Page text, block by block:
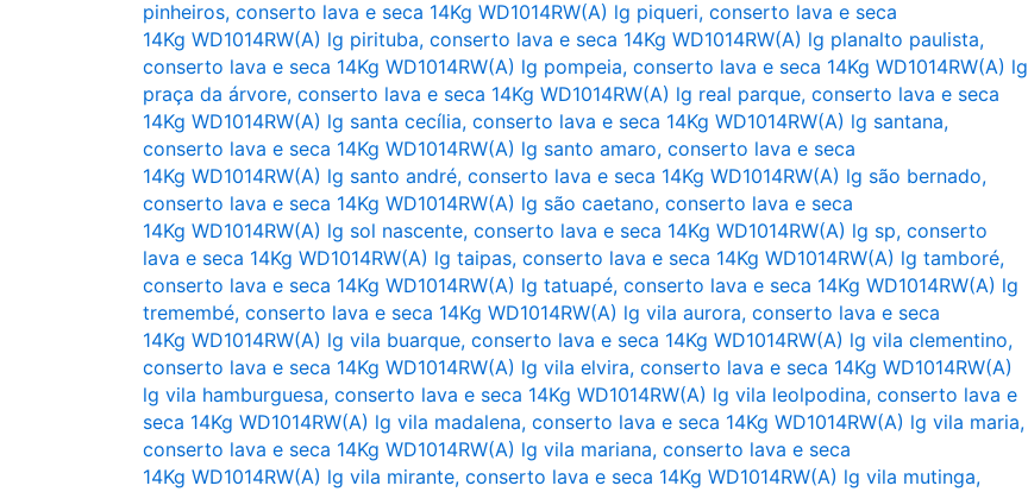
pinheiros, conserto lava e seca 14Kg WD1014RW(A) lg piqueri, conserto lava e seca
14Kg WD1014RW(A) lg pirituba, conserto lava e seca 14Kg WD1014RW(A) lg planalto paulista,
conserto lava e seca 14Kg WD1014RW(A) lg pompeia, conserto lava e seca 14Kg WD1014RW(A) lg
praça da árvore, conserto lava e seca 14Kg WD1014RW(A) lg real parque, conserto lava e seca
14Kg WD1014RW(A) lg santa cecília, conserto lava e seca 14Kg WD1014RW(A) lg santana,
conserto lava e seca 14Kg WD1014RW(A) lg santo amaro, conserto lava e seca
14Kg WD1014RW(A) lg santo andré, conserto lava e seca 14Kg WD1014RW(A) lg são bernado,
conserto lava e seca 14Kg WD1014RW(A) lg são caetano, conserto lava e seca
14Kg WD1014RW(A) lg sol nascente, conserto lava e seca 14Kg WD1014RW(A) lg sp, conserto
lava e seca 14Kg WD1014RW(A) lg taipas, conserto lava e seca 14Kg WD1014RW(A) lg tamboré,
conserto lava e seca 14Kg WD1014RW(A) lg tatuapé, conserto lava e seca 14Kg WD1014RW(A) lg
tremembé, conserto lava e seca 14Kg WD1014RW(A) lg vila aurora, conserto lava e seca
14Kg WD1014RW(A) lg vila buarque, conserto lava e seca 14Kg WD1014RW(A) lg vila clementino,
conserto lava e seca 14Kg WD1014RW(A) lg vila elvira, conserto lava e seca 14Kg WD1014RW(A)
lg vila hamburguesa, conserto lava e seca 14Kg WD1014RW(A) lg vila leolpodina, conserto lava e
seca 14Kg WD1014RW(A) lg vila madalena, conserto lava e seca 14Kg WD1014RW(A) lg vila maria,
conserto lava e seca 14Kg WD1014RW(A) lg vila mariana, conserto lava e seca
14Kg WD1014RW(A) lg vila mirante, conserto lava e seca 14Kg WD1014RW(A) lg vila mutinga,